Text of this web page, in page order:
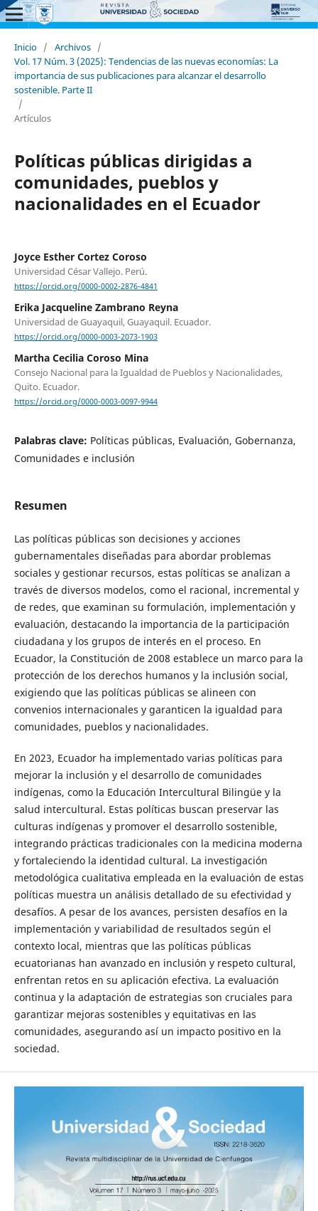
Inicio / Archivos /
Vol. 17 Núm. 3 (2025): Tendencias de las nuevas economías: La
importancia de sus publicaciones para alcanzar el desarrollo
sostenible. Parte II
/
Artículos
Políticas públicas dirigidas a
comunidades, pueblos y
nacionalidades en el Ecuador
Joyce Esther Cortez Coroso
Universidad César Vallejo. Perú.
https://orcid.org/0000-0002-2876-4841
Erika Jacqueline Zambrano Reyna
Universidad de Guayaquil, Guayaquil. Ecuador.
https://orcid.org/0000-0003-2073-1903
Martha Cecilia Coroso Mina
Consejo Nacional para la Igualdad de Pueblos y Nacionalidades,
Quito. Ecuador.
https://orcid.org/0000-0003-0097-9944
Palabras clave: Políticas públicas, Evaluación, Gobernanza,
Comunidades e inclusión
Resumen
Las políticas públicas son decisiones y acciones
gubernamentales diseñadas para abordar problemas
sociales y gestionar recursos, estas políticas se analizan a
través de diversos modelos, como el racional, incremental y
de redes, que examinan su formulación, implementación y
evaluación, destacando la importancia de la participación
ciudadana y los grupos de interés en el proceso. En
Ecuador, la Constitución de 2008 establece un marco para la
protección de los derechos humanos y la inclusión social,
exigiendo que las políticas públicas se alineen con
convenios internacionales y garanticen la igualdad para
comunidades, pueblos y nacionalidades.
En 2023, Ecuador ha implementado varias políticas para
mejorar la inclusión y el desarrollo de comunidades
indígenas, como la Educación Intercultural Bilingüe y la
salud intercultural. Estas políticas buscan preservar las
culturas indígenas y promover el desarrollo sostenible,
integrando prácticas tradicionales con la medicina moderna
y fortaleciendo la identidad cultural. La investigación
metodológica cualitativa empleada en la evaluación de estas
políticas muestra un análisis detallado de su efectividad y
desafíos. A pesar de los avances, persisten desafíos en la
implementación y variabilidad de resultados según el
contexto local, mientras que las políticas públicas
ecuatorianas han avanzado en inclusión y respeto cultural,
enfrentan retos en su aplicación efectiva. La evaluación
continua y la adaptación de estrategias son cruciales para
garantizar mejoras sostenibles y equitativas en las
comunidades, asegurando así un impacto positivo en la
sociedad.